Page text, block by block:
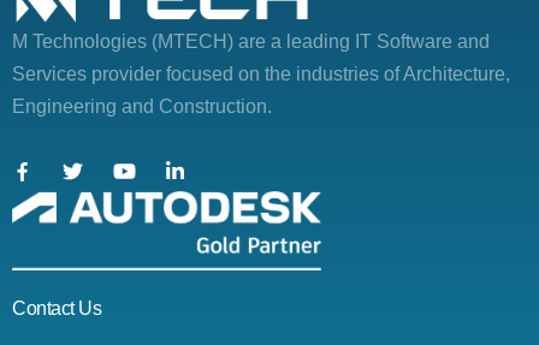
M Technologies (MTECH) are a leading IT Software and
Services provider focused on the industries of Architecture,
Engineering and Construction.
Contact Us